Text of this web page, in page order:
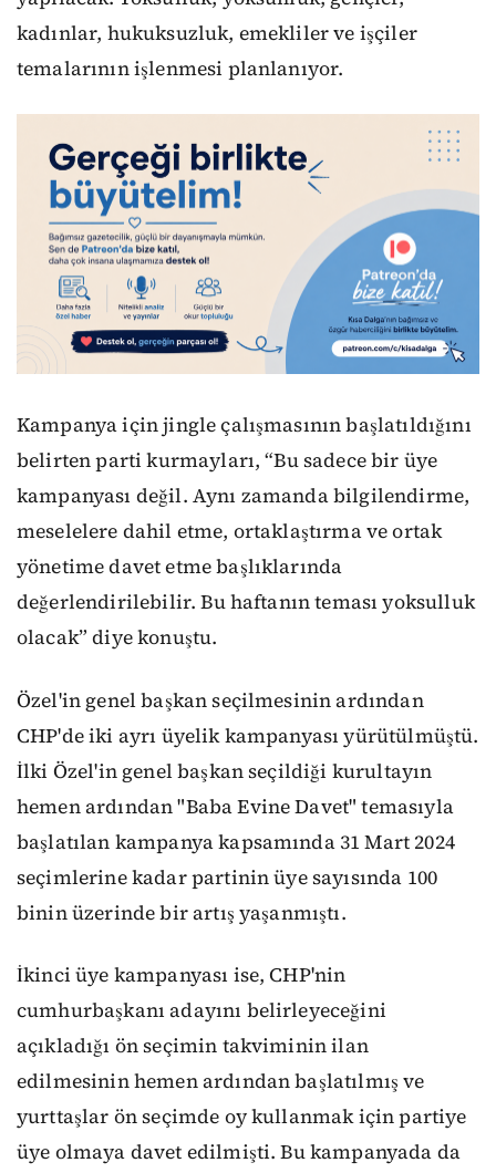
kadınlar, hukuksuzluk, emekliler ve işçiler
temalarının işlenmesi planlanıyor.
Kampanya için jingle çalışmasının başlatıldığını
belirten parti kurmayları, “Bu sadece bir üye
kampanyası değil. Aynı zamanda bilgilendirme,
meselelere dahil etme, ortaklaştırma ve ortak
yönetime davet etme başlıklarında
değerlendirilebilir. Bu haftanın teması yoksulluk
olacak” diye konuştu.
Özel'in genel başkan seçilmesinin ardından
CHP'de iki ayrı üyelik kampanyası yürütülmüştü.
İlki Özel'in genel başkan seçildiği kurultayın
hemen ardından "Baba Evine Davet" temasıyla
başlatılan kampanya kapsamında 31 Mart 2024
seçimlerine kadar partinin üye sayısında 100
binin üzerinde bir artış yaşanmıştı.
İkinci üye kampanyası ise, CHP'nin
cumhurbaşkanı adayını belirleyeceğini
açıkladığı ön seçimin takviminin ilan
edilmesinin hemen ardından başlatılmış ve
yurttaşlar ön seçimde oy kullanmak için partiye
üye olmaya davet edilmişti. Bu kampanyada da